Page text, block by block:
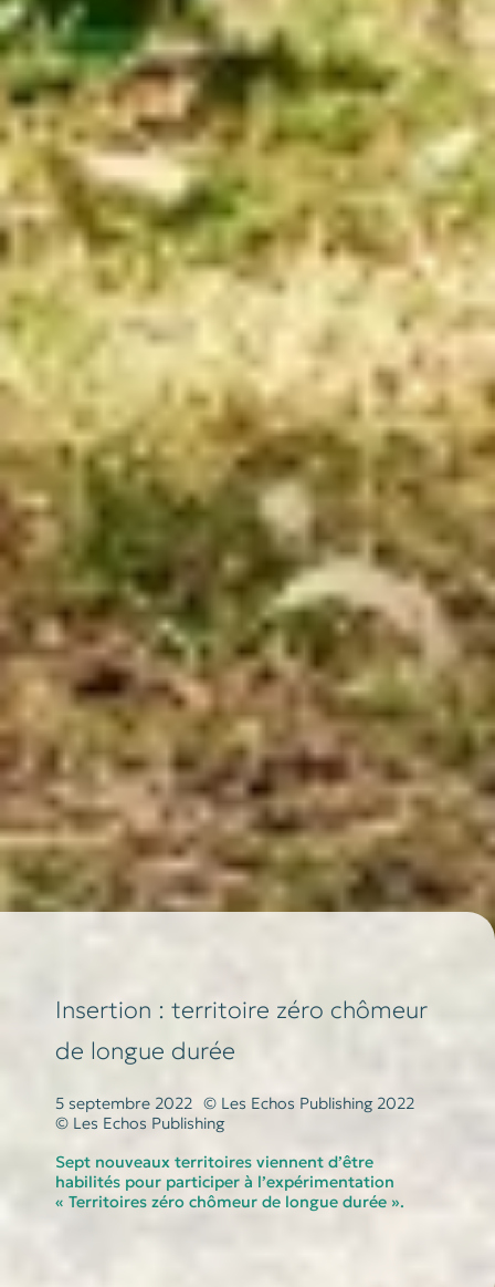
Insertion : territoire zéro chômeur
de longue durée
5 septembre 2022 © Les Echos Publishing 2022
© Les Echos Publishing
Sept nouveaux territoires viennent d’être
habilités pour participer à l’expérimentation
« Territoires zéro chômeur de longue durée ».